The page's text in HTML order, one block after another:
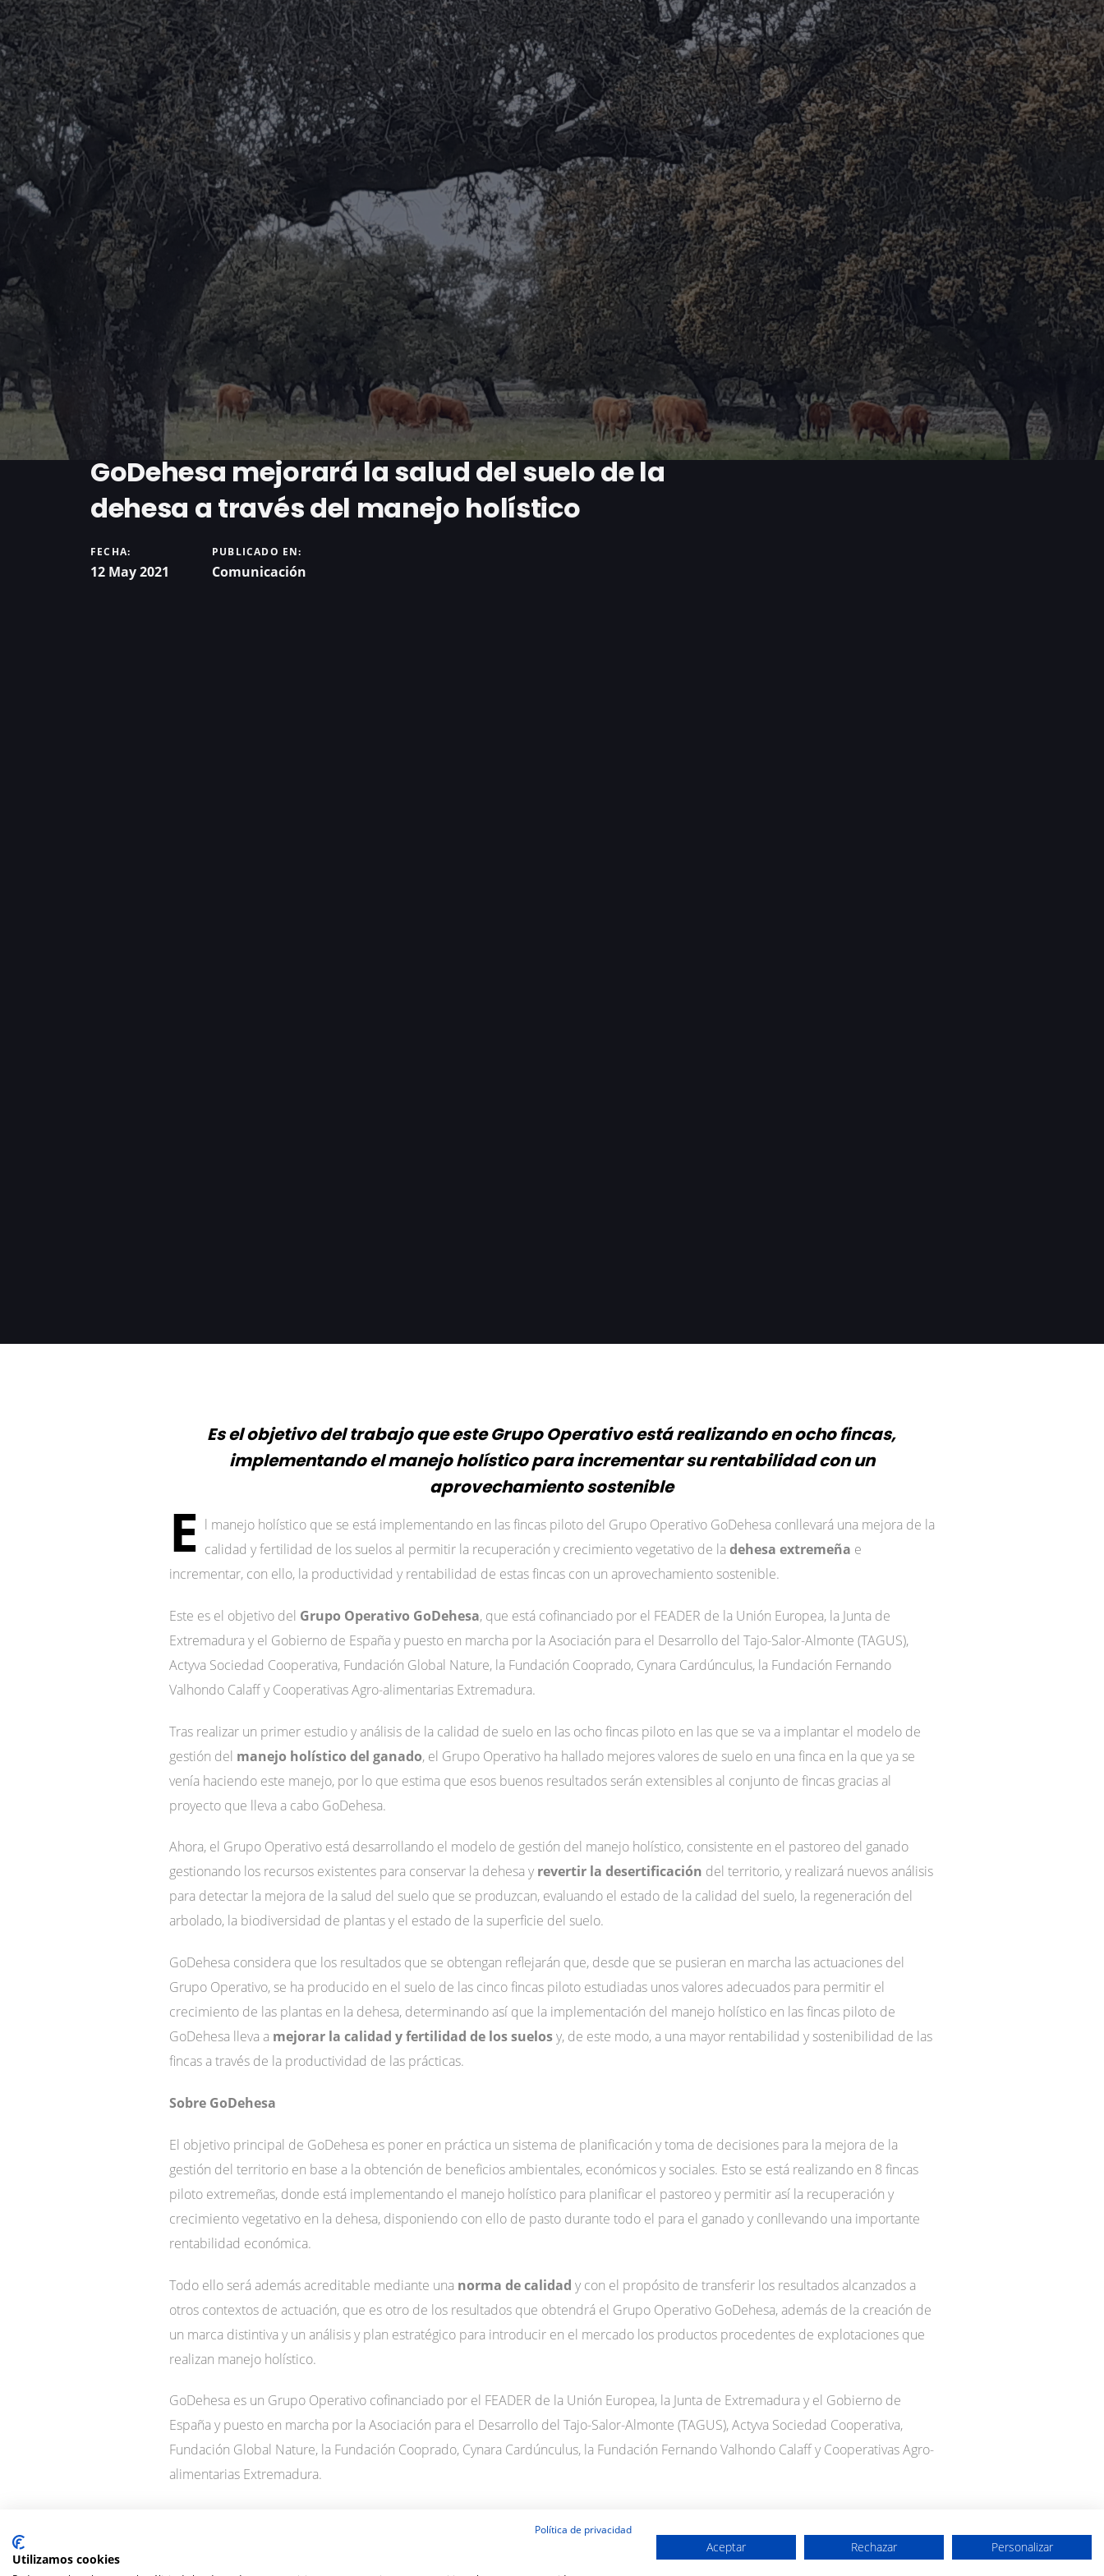
GoDehesa mejorará la salud del suelo de la
dehesa a través del manejo holístico
FECHA:
12 May 2021
PUBLICADO EN:
Comunicación
Es el objetivo del trabajo que este Grupo Operativo está realizando en ocho fincas,
implementando el manejo holístico para incrementar su rentabilidad con un
aprovechamiento sostenible
E l manejo holístico que se está implementando en las fincas piloto del Grupo Operativo GoDehesa conllevará una mejora de la
calidad y fertilidad de los suelos al permitir la recuperación y crecimiento vegetativo de la dehesa extremeña e
incrementar, con ello, la productividad y rentabilidad de estas fincas con un aprovechamiento sostenible.
Este es el objetivo del Grupo Operativo GoDehesa, que está cofinanciado por el FEADER de la Unión Europea, la Junta de
Extremadura y el Gobierno de España y puesto en marcha por la Asociación para el Desarrollo del Tajo-Salor-Almonte (TAGUS),
Actyva Sociedad Cooperativa, Fundación Global Nature, la Fundación Cooprado, Cynara Cardúnculus, la Fundación Fernando
Valhondo Calaff y Cooperativas Agro-alimentarias Extremadura.
Tras realizar un primer estudio y análisis de la calidad de suelo en las ocho fincas piloto en las que se va a implantar el modelo de
gestión del manejo holístico del ganado, el Grupo Operativo ha hallado mejores valores de suelo en una finca en la que ya se
venía haciendo este manejo, por lo que estima que esos buenos resultados serán extensibles al conjunto de fincas gracias al
proyecto que lleva a cabo GoDehesa.
Ahora, el Grupo Operativo está desarrollando el modelo de gestión del manejo holístico, consistente en el pastoreo del ganado
gestionando los recursos existentes para conservar la dehesa y revertir la desertificación del territorio, y realizará nuevos análisis
para detectar la mejora de la salud del suelo que se produzcan, evaluando el estado de la calidad del suelo, la regeneración del
arbolado, la biodiversidad de plantas y el estado de la superficie del suelo.
GoDehesa considera que los resultados que se obtengan reflejarán que, desde que se pusieran en marcha las actuaciones del
Grupo Operativo, se ha producido en el suelo de las cinco fincas piloto estudiadas unos valores adecuados para permitir el
crecimiento de las plantas en la dehesa, determinando así que la implementación del manejo holístico en las fincas piloto de
GoDehesa lleva a mejorar la calidad y fertilidad de los suelosy, de este modo, a una mayor rentabilidad y sostenibilidad de las
fincas a través de la productividad de las prácticas.
Sobre GoDehesa
El objetivo principal de GoDehesa es poner en práctica un sistema de planificación y toma de decisiones para la mejora de la
gestión del territorio en base a la obtención de beneficios ambientales, económicos y sociales. Esto se está realizando en 8 fincas
piloto extremeñas, donde está implementando el manejo holístico para planificar el pastoreo y permitir así la recuperación y
crecimiento vegetativo en la dehesa, disponiendo con ello de pasto durante todo el para el ganado y conllevando una importante
rentabilidad económica.
Todo ello será además acreditable mediante una norma de calidad y con el propósito de transferir los resultados alcanzados a
otros contextos de actuación, que es otro de los resultados que obtendrá el Grupo Operativo GoDehesa, además de la creación de
un marca distintiva y un análisis y plan estratégico para introducir en el mercado los productos procedentes de explotaciones que
realizan manejo holístico.
GoDehesa es un Grupo Operativo cofinanciado por el FEADER de la Unión Europea, la Junta de Extremadura y el Gobierno de
España y puesto en marcha por la Asociación para el Desarrollo del Tajo-Salor-Almonte (TAGUS), Actyva Sociedad Cooperativa,
Fundación Global Nature, la Fundación Cooprado, Cynara Cardúnculus, la Fundación Fernando Valhondo Calaff y Cooperativas Agro-
alimentarias Extremadura.
Política de privacidad
Utilizamos cookies
Aceptar Rechazar Personalizar